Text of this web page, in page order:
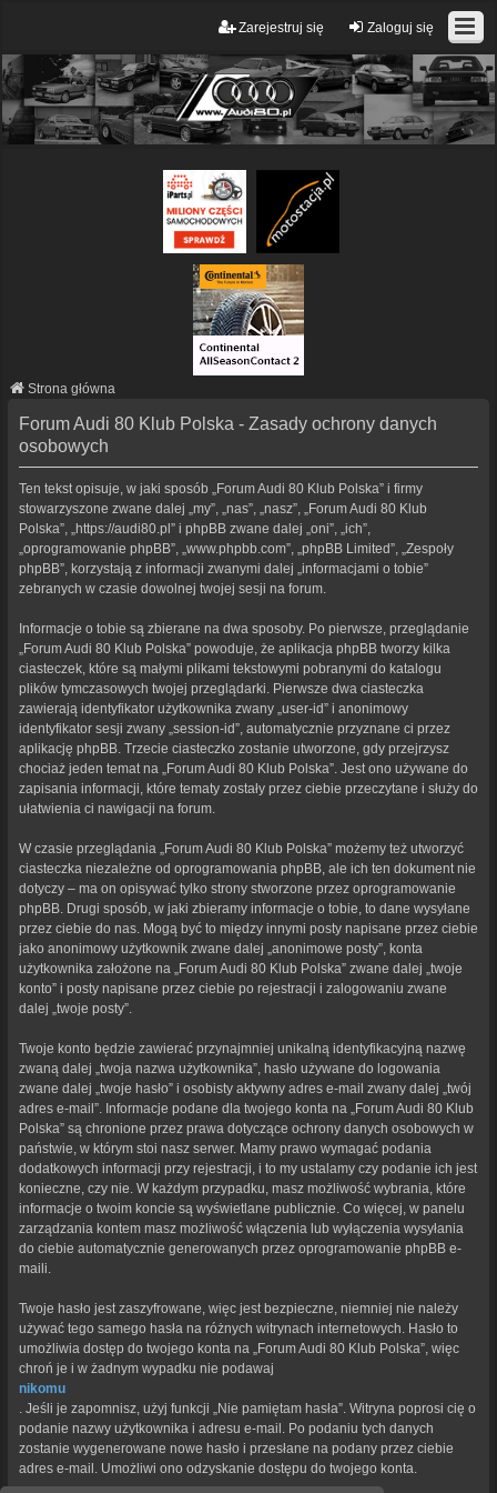
Zaloguj się
Zarejestruj się
Strona główna
Forum Audi 80 Klub Polska - Zasady ochrony danych
osobowych
Ten tekst opisuje, w jaki sposób „Forum Audi 80 Klub Polska” i firmy
stowarzyszone zwane dalej „my”, „nas”, „nasz”, „Forum Audi 80 Klub
Polska”, „https://audi80.pl” i phpBB zwane dalej „oni”, „ich”,
„oprogramowanie phpBB”, „www.phpbb.com”, „phpBB Limited”, „Zespoły
phpBB”, korzystają z informacji zwanymi dalej „informacjami o tobie”
zebranych w czasie dowolnej twojej sesji na forum.
Informacje o tobie są zbierane na dwa sposoby. Po pierwsze, przeglądanie
„Forum Audi 80 Klub Polska” powoduje, że aplikacja phpBB tworzy kilka
ciasteczek, które są małymi plikami tekstowymi pobranymi do katalogu
plików tymczasowych twojej przeglądarki. Pierwsze dwa ciasteczka
zawierają identyfikator użytkownika zwany „user-id” i anonimowy
identyfikator sesji zwany „session-id”, automatycznie przyznane ci przez
aplikację phpBB. Trzecie ciasteczko zostanie utworzone, gdy przejrzysz
chociaż jeden temat na „Forum Audi 80 Klub Polska”. Jest ono używane do
zapisania informacji, które tematy zostały przez ciebie przeczytane i służy do
ułatwienia ci nawigacji na forum.
W czasie przeglądania „Forum Audi 80 Klub Polska” możemy też utworzyć
ciasteczka niezależne od oprogramowania phpBB, ale ich ten dokument nie
dotyczy – ma on opisywać tylko strony stworzone przez oprogramowanie
phpBB. Drugi sposób, w jaki zbieramy informacje o tobie, to dane wysyłane
przez ciebie do nas. Mogą być to między innymi posty napisane przez ciebie
jako anonimowy użytkownik zwane dalej „anonimowe posty”, konta
użytkownika założone na „Forum Audi 80 Klub Polska” zwane dalej „twoje
konto” i posty napisane przez ciebie po rejestracji i zalogowaniu zwane
dalej „twoje posty”.
Twoje konto będzie zawierać przynajmniej unikalną identyfikacyjną nazwę
zwaną dalej „twoja nazwa użytkownika”, hasło używane do logowania
zwane dalej „twoje hasło” i osobisty aktywny adres e-mail zwany dalej „twój
adres e-mail”. Informacje podane dla twojego konta na „Forum Audi 80 Klub
Polska” są chronione przez prawa dotyczące ochrony danych osobowych w
państwie, w którym stoi nasz serwer. Mamy prawo wymagać podania
dodatkowych informacji przy rejestracji, i to my ustalamy czy podanie ich jest
konieczne, czy nie. W każdym przypadku, masz możliwość wybrania, które
informacje o twoim koncie są wyświetlane publicznie. Co więcej, w panelu
zarządzania kontem masz możliwość włączenia lub wyłączenia wysyłania
do ciebie automatycznie generowanych przez oprogramowanie phpBB e-
maili.
Twoje hasło jest zaszyfrowane, więc jest bezpieczne, niemniej nie należy
używać tego samego hasła na różnych witrynach internetowych. Hasło to
umożliwia dostęp do twojego konta na „Forum Audi 80 Klub Polska”, więc
chroń je i w żadnym wypadku nie podawaj
nikomu
. Jeśli je zapomnisz, użyj funkcji „Nie pamiętam hasła”. Witryna poprosi cię o
podanie nazwy użytkownika i adresu e-mail. Po podaniu tych danych
zostanie wygenerowane nowe hasło i przesłane na podany przez ciebie
adres e-mail. Umożliwi ono odzyskanie dostępu do twojego konta.